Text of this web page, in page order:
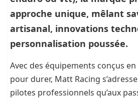
approche unique, mêlant
artisanal, innovations
personnalisation poussée.
Avec des équipements conçus
pour durer, Matt Racing
pilotes professionnels qu’aux